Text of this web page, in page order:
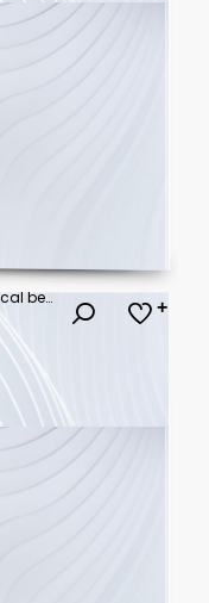
Luxury sun lounger with towel on a tropical beach. Summer vacation, seaside relaxation, travel destination, beach resort, ocean escape, and holiday tourism concept. Summer background